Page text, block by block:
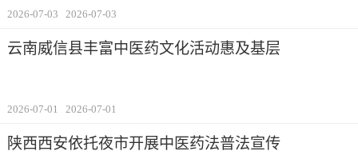
2026-07-03 2026-07-03
云南威信县丰富中医药文化活动惠及基层
2026-07-01 2026-07-01
陕西西安依托夜市开展中医药法普法宣传